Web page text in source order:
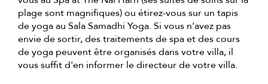
plage sont magnifiques) ou étirez-vous sur un tapis
de yoga au Sala Samadhi Yoga. Si vous n'avez pas
envie de sortir, des traitements de spa et des cours
de yoga peuvent être organisés dans votre villa, il
vous suffit d'en informer le directeur de votre villa.